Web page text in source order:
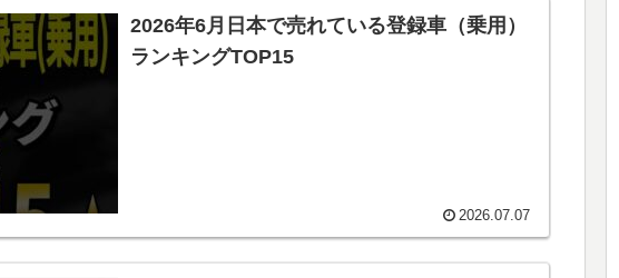
2026年6月日本で売れている登録車（乗用）
ランキングTOP15
2026.07.07